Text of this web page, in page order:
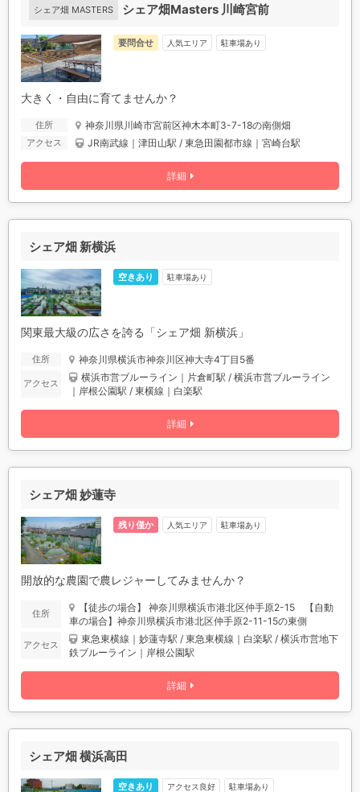
シェア畑 MASTERS シェア畑Masters 川崎宮前
詳細
要問合せ 人気エリア 駐車場あり
大きく・自由に育てませんか？
住所 神奈川県川崎市宮前区神木本町3-7-18の南側畑
アクセス JR南武線｜津田山駅 / 東急田園都市線｜宮崎台駅
シェア畑 新横浜
詳細
空きあり 駐車場あり
関東最大級の広さを誇る「シェア畑 新横浜」
住所 神奈川県横浜市神奈川区神大寺4丁目5番
アクセス 横浜市営ブルーライン｜片倉町駅 / 横浜市営ブルーライン
｜岸根公園駅 / 東横線｜白楽駅
シェア畑 妙蓮寺
詳細
残り僅か 人気エリア 駐車場あり
開放的な農園で農レジャーしてみませんか？
住所 【徒歩の場合】 神奈川県横浜市港北区仲手原2-15 【自動
車の場合】神奈川県横浜市港北区仲手原2-11-15の東側
アクセス 東急東横線｜妙蓮寺駅 / 東急東横線｜白楽駅 / 横浜市営地下
鉄ブルーライン｜岸根公園駅
シェア畑 横浜高田
空きあり アクセス良好 駐車場あり